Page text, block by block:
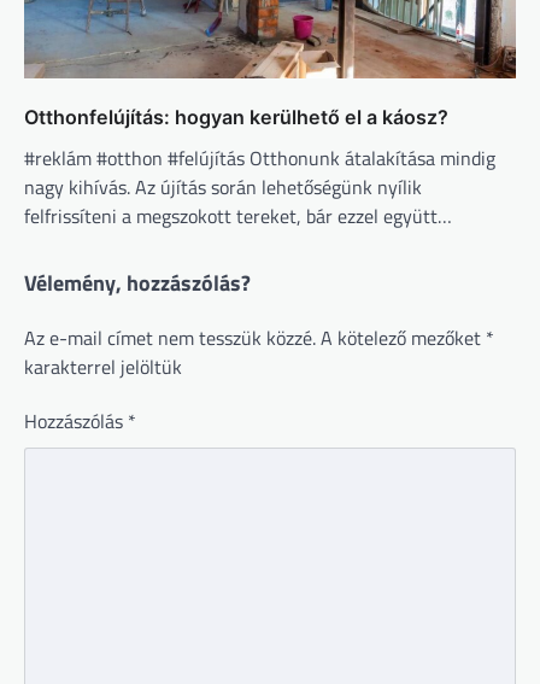
Otthonfelújítás: hogyan kerülhető el a káosz?
#reklám #otthon #felújítás Otthonunk átalakítása mindig
nagy kihívás. Az újítás során lehetőségünk nyílik
felfrissíteni a megszokott tereket, bár ezzel együtt…
Vélemény, hozzászólás?
Az e-mail címet nem tesszük közzé.A kötelező mezőket *
karakterrel jelöltük
Hozzászólás *